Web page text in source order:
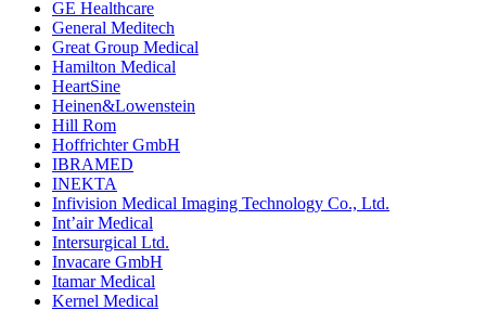
GE Healthcare
General Meditech
Great Group Medical
Hamilton Medical
HeartSine
Heinen&Lowenstein
Hill Rom
Hoffrichter GmbH
IBRAMED
INEKTA
Infivision Medical Imaging Technology Co., Ltd.
Int’air Medical
Intersurgical Ltd.
Invacare GmbH
Itamar Medical
Kernel Medical